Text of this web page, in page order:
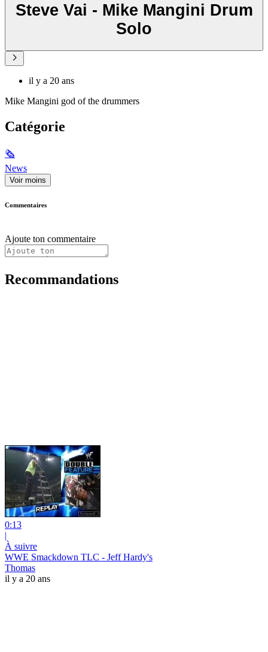
Steve Vai - Mike Mangini Drum
Solo
il y a 20 ans
Mike Mangini god of the drummers
Catégorie
🗞
News
Voir moins
Commentaires
Ajoute ton commentaire
Recommandations
0:13
|
À suivre
WWE Smackdown TLC - Jeff Hardy's
Thomas
il y a 20 ans